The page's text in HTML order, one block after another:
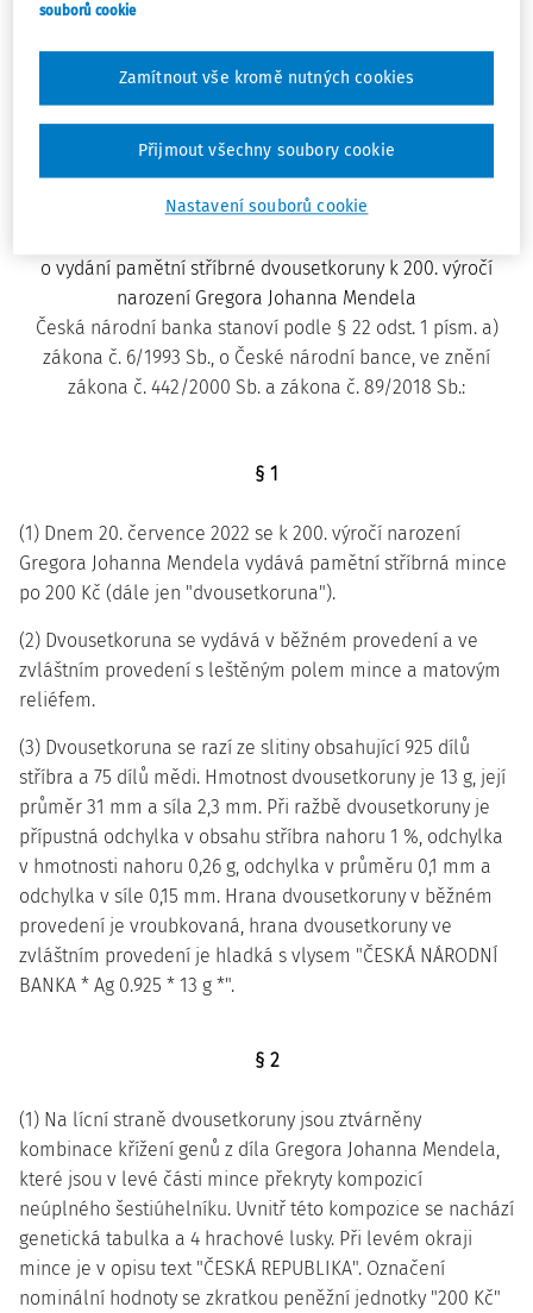
Platný od:20.07.2022
208/2022 Sb.
VYHLÁŠKA
o vydání pamětní stříbrné dvousetkoruny k 200. výročí
narození Gregora Johanna Mendela
Česká národní banka stanoví podle § 22 odst. 1 písm. a)
zákona č. 6/1993 Sb., o České národní bance, ve znění
zákona č. 442/2000 Sb. a zákona č. 89/2018 Sb.:
§ 1
(1) Dnem 20. července 2022 se k 200. výročí narození
Gregora Johanna Mendela vydává pamětní stříbrná mince
po 200 Kč (dále jen "dvousetkoruna").
(2) Dvousetkoruna se vydává v běžném provedení a ve
zvláštním provedení s leštěným polem mince a matovým
reliéfem.
(3) Dvousetkoruna se razí ze slitiny obsahující 925 dílů
stříbra a 75 dílů mědi. Hmotnost dvousetkoruny je 13 g, její
průměr 31 mm a síla 2,3 mm. Při ražbě dvousetkoruny je
přípustná odchylka v obsahu stříbra nahoru 1 %, odchylka
v hmotnosti nahoru 0,26 g, odchylka v průměru 0,1 mm a
odchylka v síle 0,15 mm. Hrana dvousetkoruny v běžném
provedení je vroubkovaná, hrana dvousetkoruny ve
zvláštním provedení je hladká s vlysem "ČESKÁ NÁRODNÍ
BANKA * Ag 0.925 * 13 g *".
§ 2
(1) Na lícní straně dvousetkoruny jsou ztvárněny
kombinace křížení genů z díla Gregora Johanna Mendela,
které jsou v levé části mince překryty kompozicí
neúplného šestiúhelníku. Uvnitř této kompozice se nachází
genetická tabulka a 4 hrachové lusky. Při levém okraji
mince je v opisu text "ČESKÁ REPUBLIKA". Označení
nominální hodnoty se zkratkou peněžní jednotky "200 Kč"
souborů cookie
Nastavení souborů cookie
Zamítnout vše kromě nutných cookies
Přijmout všechny soubory cookie